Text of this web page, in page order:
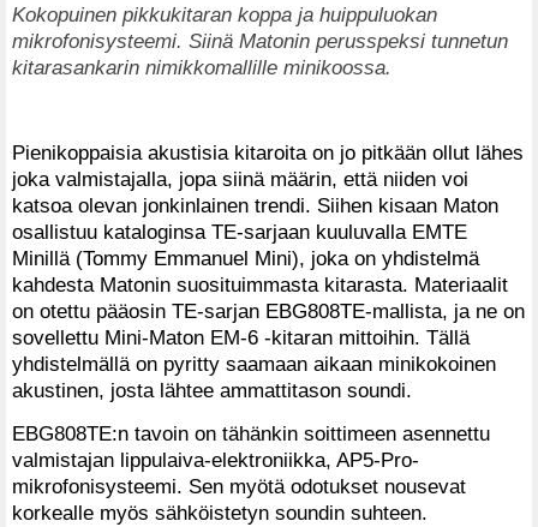
Kokopuinen pikkukitaran koppa ja huippuluokan
mikrofonisysteemi. Siinä Matonin perusspeksi tunnetun
kitarasankarin nimikkomallille minikoossa.
Pienikoppaisia akustisia kitaroita on jo pitkään ollut lähes
joka valmistajalla, jopa siinä määrin, että niiden voi
katsoa olevan jonkinlainen trendi. Siihen kisaan Maton
osallistuu kataloginsa TE-sarjaan kuuluvalla EMTE
Minillä (Tommy Emmanuel Mini), joka on yhdistelmä
kahdesta Matonin suosituimmasta kitarasta. Materiaalit
on otettu pääosin TE-sarjan EBG808TE-mallista, ja ne on
sovellettu Mini-Maton EM-6 -kitaran mittoihin. Tällä
yhdistelmällä on pyritty saamaan aikaan minikokoinen
akustinen, josta lähtee ammattitason soundi.
EBG808TE:n tavoin on tähänkin soittimeen asennettu
valmistajan lippulaiva-elektroniikka, AP5-Pro-
mikrofonisysteemi. Sen myötä odotukset nousevat
korkealle myös sähköistetyn soundin suhteen.